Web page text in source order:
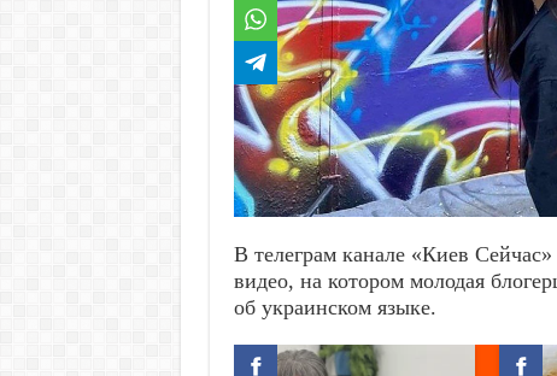
В телеграм канале «Киев
видео, на котором молодая
об украинском языке.